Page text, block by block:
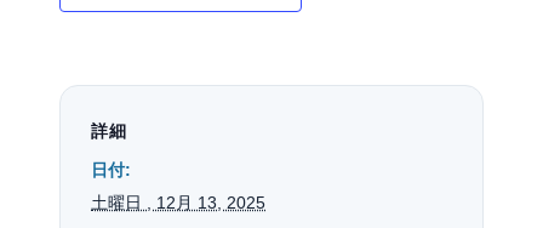
詳細
日付:
土曜日 , 12月 13, 2025